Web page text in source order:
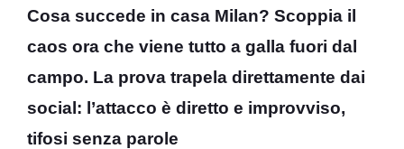
Cosa succede in casa Milan? Scoppia il
caos ora che viene tutto a galla fuori dal
campo. La prova trapela direttamente dai
social: l’attacco è diretto e improvviso,
tifosi senza parole